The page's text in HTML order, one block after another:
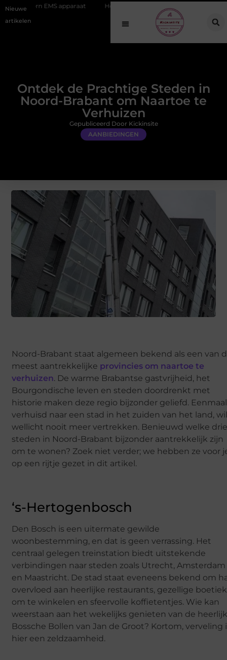
Nieuwe
artikelen
apparaat Hoe online vindbaarheid verandert in 2026
Ontdek de Prachtige Steden in
Noord-Brabant om Naartoe te
Verhuizen
AANBIEDINGEN
Gepubliceerd Door Kickinsite
Noord-Brabant staat algemeen bekend als een van
meest aantrekkelijke provincies om naartoe te
verhuizen. De warme Brabantse gastvrijheid, het
Bourgondische leven en steden doordrenkt met
historie maken deze regio bijzonder geliefd. Eenmaal
verhuisd naar een stad in het zuiden van het land,
wellicht nooit meer vertrekken. Benieuwd welke
steden in Noord-Brabant bijzonder aantrekkelijk zijn
om te wonen? Zoek niet verder; we hebben ze voor
op een rijtje gezet in dit artikel.
‘s-Hertogenbosch
Den Bosch is een uitermate gewilde
woonbestemming, en dat is geen verrassing. Het
centraal gelegen treinstation biedt uitstekende
verbindingen naar steden zoals Utrecht, Amsterdam
en Maastricht. De stad staat eveneens bekend om
overvloed aan heerlijke restaurants, gezellige
om te winkelen en sfeervolle koffietentjes. Wie kan
weerstaan aan het wekelijks genieten van de
Bossche Bollen van Jan de Groot? Kortom, verveling
hier een zeldzaamheid.